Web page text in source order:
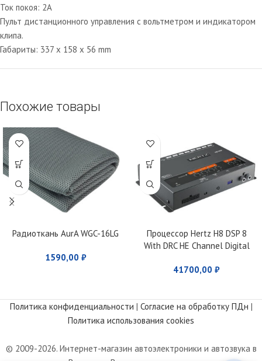
Ток покоя: 2А
Пульт дистанционного управления с вольтметром и индикатором
клипа.
Габариты: 337 x 158 x 56 mm
Похожие товары
Радиоткань AurA WGC-16LG
1590,00 ₽
Процессор Hertz H8 DSP 8
With DRC HE Channel Digital
41700,00 ₽
Политика конфиденциальности | Согласие на обработку ПДн |
Политика использования cookies
© 2009-2026. Интернет-магазин автоэлектроники и автозвука в